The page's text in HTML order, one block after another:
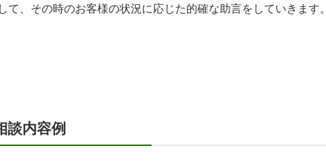
て、その時のお客様の状況に応じた的確な助言をしていきます。
談内容例